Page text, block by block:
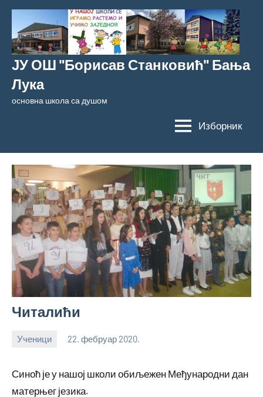
Скочи
садржај
ЈУ ОШ "Борисав Станковић" Бања
Лука
основна школа са душом
Изборник
Читалићи
Ученици 22. фебруар 2020.
bstankovic
Синоћ је у нашој школи обиљежен Међународни дан
матерњег језика.